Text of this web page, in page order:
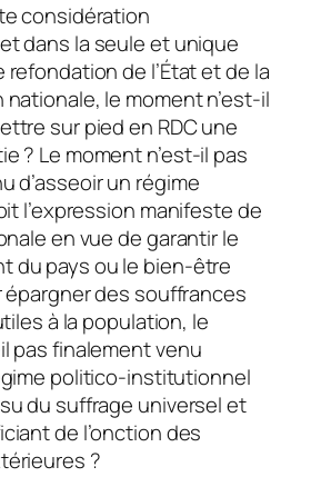
considération
dans la seule et unique
de l’État et de la
le moment n’est-il
sur pied en RDC une
? Le moment n’est-il pas
d’asseoir un régime
l’expression manifeste de
en vue de garantir le
du pays ou le bien-être
épargner des souffrances
à la population, le
pas finalement venu
politico-institutionnel
du suffrage universel et
de l’onction des
?